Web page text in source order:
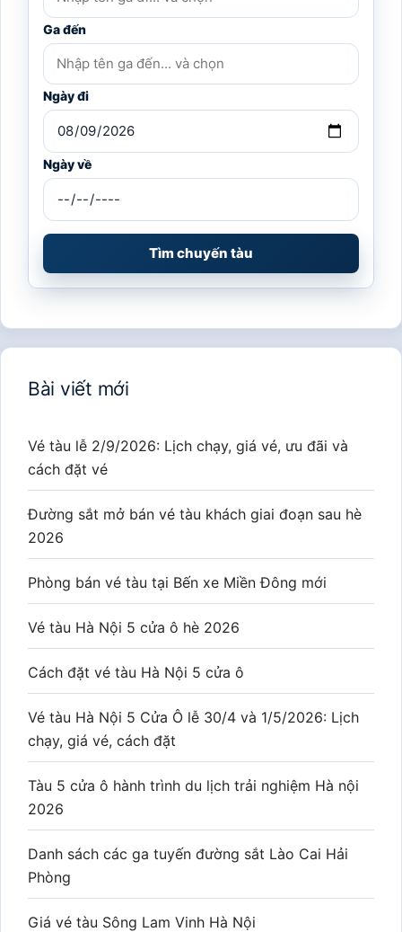
Ga đến
Ngày đi
Ngày về
Tìm chuyến tàu
Bài viết mới
Vé tàu lễ 2/9/2026: Lịch chạy, giá vé, ưu đãi và
cách đặt vé
Đường sắt mở bán vé tàu khách giai đoạn sau hè
2026
Phòng bán vé tàu tại Bến xe Miền Đông mới
Vé tàu Hà Nội 5 cửa ô hè 2026
Cách đặt vé tàu Hà Nội 5 cửa ô
Vé tàu Hà Nội 5 Cửa Ô lễ 30/4 và 1/5/2026: Lịch
chạy, giá vé, cách đặt
Tàu 5 cửa ô hành trình du lịch trải nghiệm Hà nội
2026
Danh sách các ga tuyến đường sắt Lào Cai Hải
Phòng
Giá vé tàu Sông Lam Vinh Hà Nội